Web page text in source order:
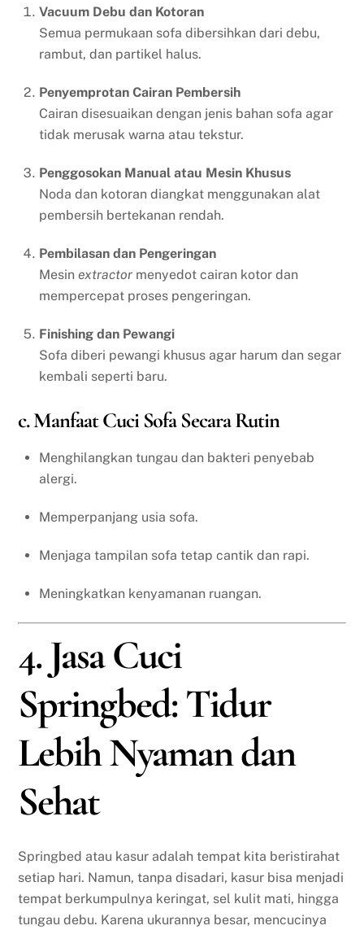
Vacuum Debu dan Kotoran
Semua permukaan sofa dibersihkan dari debu,
rambut, dan partikel halus.
Penyemprotan Cairan Pembersih
Cairan disesuaikan dengan jenis bahan sofa agar
tidak merusak warna atau tekstur.
Penggosokan Manual atau Mesin Khusus
Noda dan kotoran diangkat menggunakan alat
pembersih bertekanan rendah.
Pembilasan dan Pengeringan
Mesin extractor menyedot cairan kotor dan
mempercepat proses pengeringan.
Finishing dan Pewangi
Sofa diberi pewangi khusus agar harum dan segar
kembali seperti baru.
c. Manfaat Cuci Sofa Secara Rutin
Menghilangkan tungau dan bakteri penyebab
alergi.
Memperpanjang usia sofa.
Menjaga tampilan sofa tetap cantik dan rapi.
Meningkatkan kenyamanan ruangan.
4. Jasa Cuci
Springbed: Tidur
Lebih Nyaman dan
Sehat
Springbed atau kasur adalah tempat kita beristirahat
setiap hari. Namun, tanpa disadari, kasur bisa menjadi
tempat berkumpulnya keringat, sel kulit mati, hingga
tungau debu. Karena ukurannya besar, mencucinya